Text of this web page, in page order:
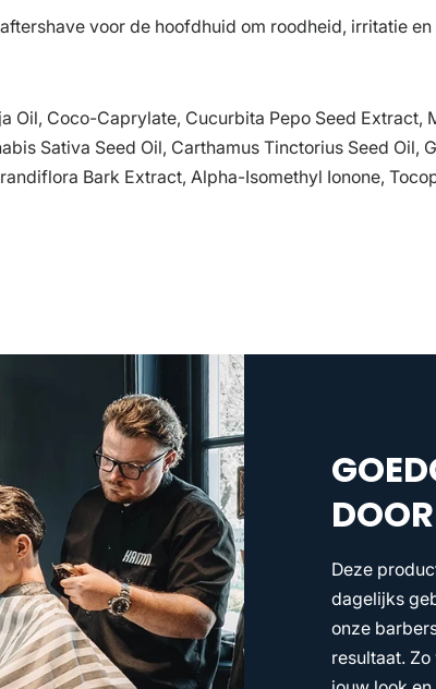
voor de hoofdhuid om roodheid, irritatie
Oil, Coco-Caprylate, Cucurbita Pepo Seed
Sativa Seed Oil, Carthamus Tinctorius Seed
Bark Extract, Alpha-Isomethyl Ionone,
Deze
dagelijks
onze
resultaat.